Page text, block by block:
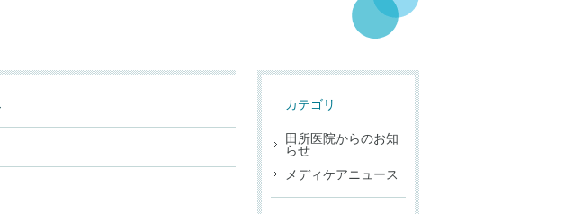
カテゴリ
田所医院からのお知
らせ
メディケアニュース